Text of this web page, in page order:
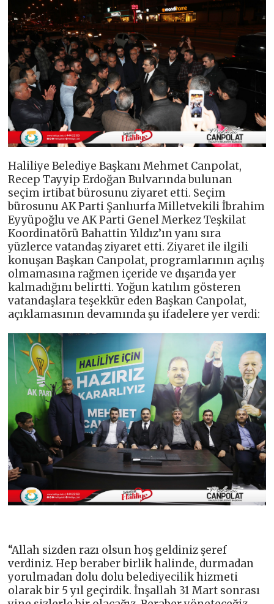
Haliliye Belediye Başkanı Mehmet Canpolat,
Recep Tayyip Erdoğan Bulvarında bulunan
seçim irtibat bürosunu ziyaret etti. Seçim
bürosunu AK Parti Şanlıurfa Milletvekili İbrahim
Eyyüpoğlu ve AK Parti Genel Merkez Teşkilat
Koordinatörü Bahattin Yıldız’ın yanı sıra
yüzlerce vatandaş ziyaret etti. Ziyaret ile ilgili
konuşan Başkan Canpolat, programlarının açılış
olmamasına rağmen içeride ve dışarıda yer
kalmadığını belirtti. Yoğun katılım gösteren
vatandaşlara teşekkür eden Başkan Canpolat,
açıklamasının devamında şu ifadelere yer verdi:
“Allah sizden razı olsun hoş geldiniz şeref
verdiniz. Hep beraber birlik halinde, durmadan
yorulmadan dolu dolu belediyecilik hizmeti
olarak bir 5 yıl geçirdik. İnşallah 31 Mart sonrası